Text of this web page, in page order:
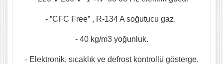
- ”CFC Free” , R-134 A soğutucu gaz.
- 40 kg/m3 yoğunluk.
- Elektronik, sıcaklık ve defrost kontrollü gösterge.